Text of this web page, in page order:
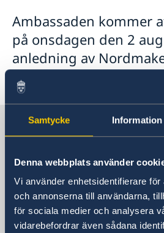
Samtycke Information
Denna webbplats använder
Vi använder enhetsidentifierare
och annonserna till användarna,
för sociala medier och analysera
vidarebefordrar även sådana
Team Sweden
Så kan du få stöd
Svenska företag i
Anmäl handelshinder
Ny handelskammare grundad
mellan Sverige och
FAQ - Så stöttar vi svenska
Aktuellt
Nyheter
Vad som gäller för
Viktig information för
Migrationsärenden för personer
Ukraina och Georgien
Rösta i Nordmakedonien
Sveriges
Nordmakedonien
Ambassaden kommer
på onsdagen den 2
anledning av
Republikdag.
Sverige i
Skopje
Sveriges ambassad i
Besöksadress
8ma Udarna Brigada